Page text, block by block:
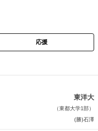
応援
東洋大
（東都大学1部）
(勝)石澤